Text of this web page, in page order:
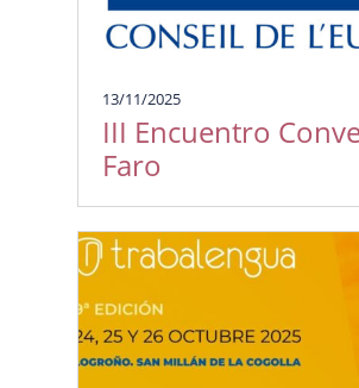
13/11/2025
III Encuentro
Faro